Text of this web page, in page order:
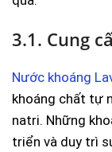
3.1. Cung
Nước khoáng
khoáng chất tự
natri. Những
triển và duy trì